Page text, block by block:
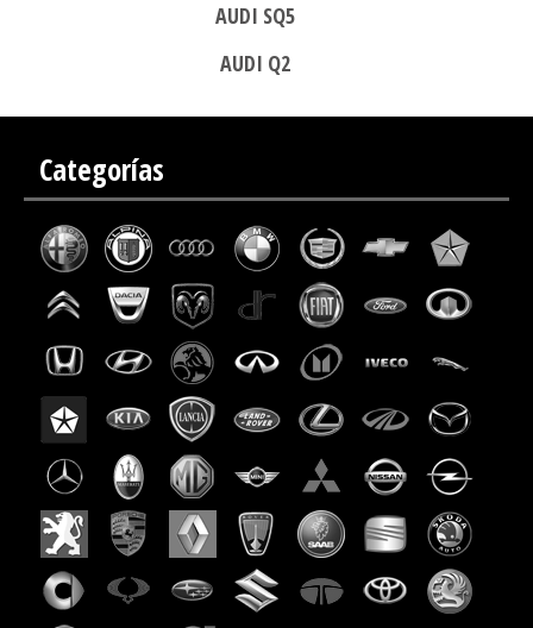
AUDI SQ5
AUDI Q2
Categorías